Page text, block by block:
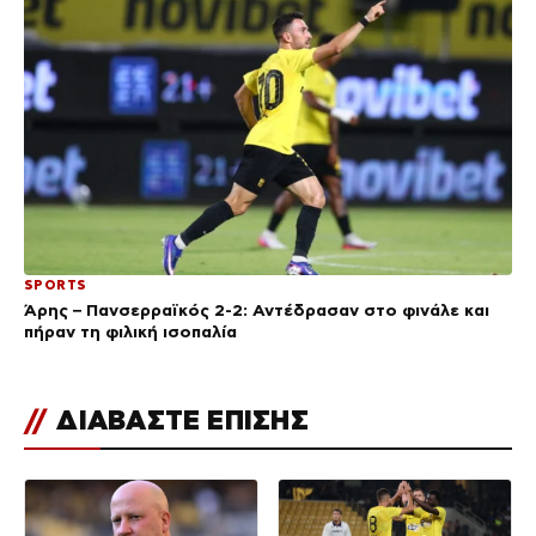
SPORTS
Άρης – Πανσερραϊκός 2-2: Αντέδρασαν στο φινάλε και
πήραν τη φιλική ισοπαλία
// ΔΙΑΒΑΣΤΕ ΕΠΙΣΗΣ